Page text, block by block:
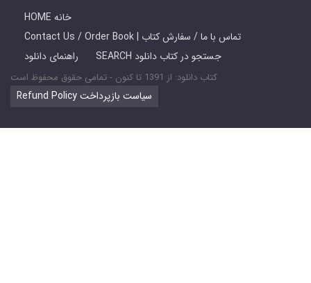
HOME خانه
Contact Us / Order Book | تماس با ما / سفارش کتاب
راهنمای دانلود
SEARCH جستجو در کتاب دانلود
کتاب دانلود: از 1391 تا کنون - تمامی حقوق محفوظ است
Refund Policy سیاست بازپرداخت